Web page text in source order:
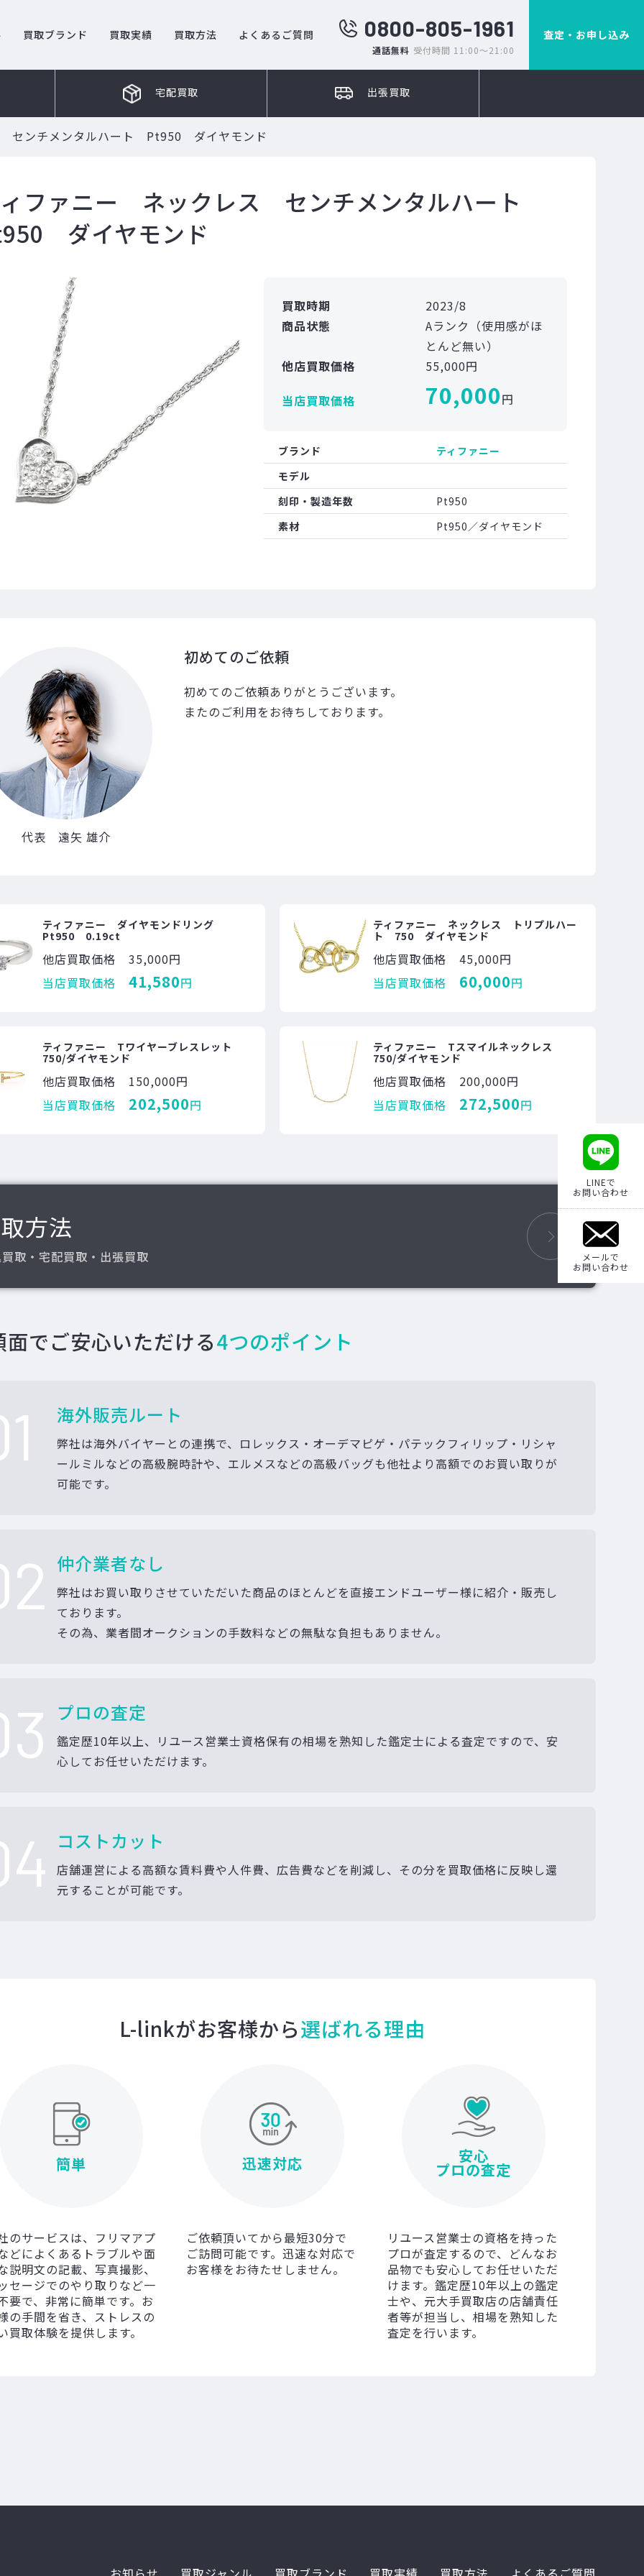
買取ブランド 買取実績 買取方法 よくあるご質問 0800-805-1961
通話無料 受付時間 11:00～21:00
査定・お申し込み
宅配買取 出張買取
センチメンタルハート Pt950 ダイヤモンド
ファニー ネックレス センチメンタルハート
ダイヤモンド
買取時期
2023/8
商品状態
Aランク（使用感がほ
とんど無い）
他店買取価格
55,000円
当店買取価格
70,000円
ブランド
ティファニー
モデル
刻印・製造年数
Pt950
素材
Pt950／ダイヤモンド
代表 遠矢 雄介
初めてのご依頼
初めてのご依頼ありがとうございます。
またのご利用をお待ちしております。
ティファニー ダイヤモンドリング
Pt950 0.19ct
他店買取価格
35,000円
当店買取価格
41,580円
ティファニー ネックレス トリプルハー
ト 750 ダイヤモンド
他店買取価格
45,000円
当店買取価格
60,000円
ティファニー Tワイヤーブレスレット
750/ダイヤモンド
他店買取価格
150,000円
当店買取価格
202,500円
ティファニー Tスマイルネックレス
750/ダイヤモンド
他店買取価格
200,000円
当店買取価格
272,500円
方法
取・宅配買取・出張買取
面でご安心いただける4つのポイント
海外販売ルート
弊社は海外バイヤーとの連携で、ロレックス・オーデマピゲ・パテックフィリップ・リシャ
ールミルなどの高級腕時計や、エルメスなどの高級バッグも他社より高額でのお買い取りが
可能です。
仲介業者なし
弊社はお買い取りさせていただいた商品のほとんどを直接エンドユーザー様に紹介・販売し
ております。
その為、業者間オークションの手数料などの無駄な負担もありません。
プロの査定
鑑定歴10年以上、リユース営業士資格保有の相場を熟知した鑑定士による査定ですので、安
心してお任せいただけます。
コストカット
店舗運営による高額な賃料費や人件費、広告費などを削減し、その分を買取価格に反映し還
元することが可能です。
L-linkがお客様から選ばれる理由
簡単
のサービスは、フリマアプ
どによくあるトラブルや面
説明文の記載、写真撮影、
セージでのやり取りなど一
要で、非常に簡単です。お
の手間を省き、ストレスの
買取体験を提供します。
迅速対応
ご依頼頂いてから最短30分で
ご訪問可能です。迅速な対応で
お客様をお待たせしません。
安心
プロの査定
リユース営業士の資格を持った
プロが査定するので、どんなお
品物でも安心してお任せいただ
けます。鑑定歴10年以上の鑑定
士や、元大手買取店の店舗責任
者等が担当し、相場を熟知した
査定を行います。
LINEで
お問い合わせ
メールで
お問い合わせ